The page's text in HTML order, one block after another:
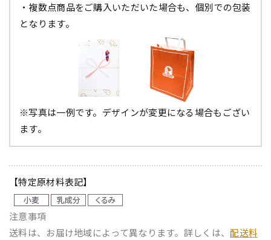
・複数点商品をご購入いただいた場合も、個別での包装
となります。
※写真は一例です。デザインが変更になる場合もござい
ます。
【特定原材料表記】
注意事項
送料は、お届け地域によって異なります。詳しくは、配送料